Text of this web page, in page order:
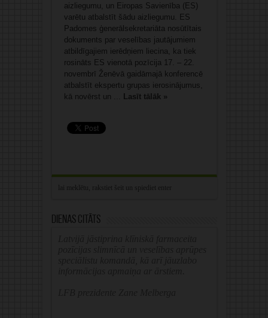
aizliegumu, un Eiropas Savienība (ES)
varētu atbalstīt šādu aizliegumu. ES
Padomes ģenerālsekretariāta nosūtītais
dokuments par veselības jautājumiem
atbildīgajiem ierēdņiem liecina, ka tiek
rosināts ES vienotā pozīcija 17. – 22.
novembrī Ženēvā gaidāmajā konferencē
atbalstīt ekspertu grupas ierosinājumus,
kā novērst un ... Lasīt tālāk »
Dienas citāts